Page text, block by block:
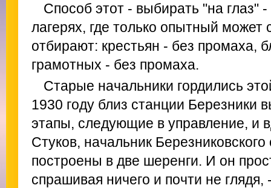
Способ этот - выбирать "на глаз"
лагерях, где только опытный может
отбирают: крестьян - без промаха,
грамотных - без промаха.
Старые начальники гордились
1930 году близ станции Березники
этапы, следующие в управление, и
Стуков, начальник
построены в две шеренги. И он
спрашивая ничего и почти не глядя,